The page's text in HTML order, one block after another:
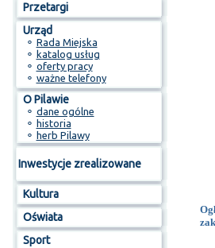
Przetargi
Urząd
⚬ Rada Miejska
⚬ katalog usług
⚬ oferty pracy
⚬ ważne telefony
O Pilawie
⚬ dane ogólne
⚬ historia
⚬ herb Pilawy
Inwestycje zrealizowane
Kultura
Oświata
Sport